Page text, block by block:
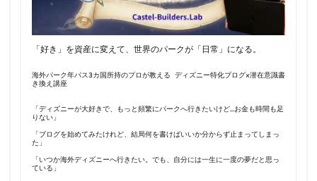
「好き」を資産に変えて、世界のパークが「日常」になる。
海外パーク年パス3カ国所持のプロが教える ディズニー特化ブログ×潜在意識書
き換え講座
「ディズニーが大好きで、もっと頻繁にパークへ行きたいけど…お金も時間も足
りない」
「ブログを始めてみたけれど、結局何を書けばいいか分からず止まってしまっ
た」
「いつか海外ディズニーへ行きたい。でも、自分には一生に一度の夢だと思っ
ている」